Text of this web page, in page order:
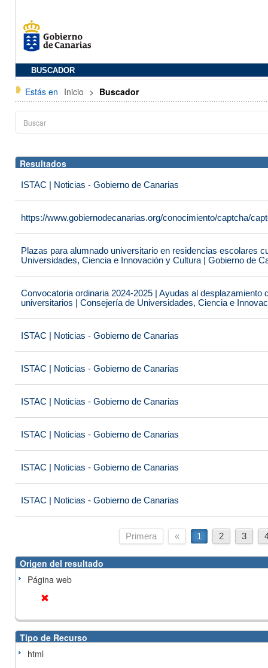
BUSCADOR
Estás en Inicio > Buscador
Resultados
ISTAC | Noticias - Gobierno de Canarias
https://www.gobiernodecanarias.org/conocimiento/captcha/
Plazas para alumnado universitario en residencias escolares
Universidades, Ciencia e Innovación y Cultura | Gobierno de
Convocatoria ordinaria 2024-2025 | Ayudas al desplazamiento
universitarios | Consejería de Universidades, Ciencia e
ISTAC | Noticias - Gobierno de Canarias
ISTAC | Noticias - Gobierno de Canarias
ISTAC | Noticias - Gobierno de Canarias
ISTAC | Noticias - Gobierno de Canarias
ISTAC | Noticias - Gobierno de Canarias
ISTAC | Noticias - Gobierno de Canarias
Primera « 1 2 3
Origen del resultado
Página web
Tipo de Recurso
html